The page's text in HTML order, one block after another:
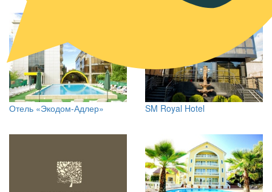
Отель «Экодом-Адлер» SM Royal Hotel